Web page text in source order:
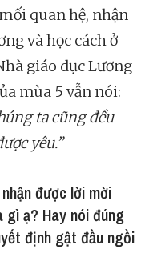
quan hệ, nhận
và học cách ở
giáo dục Lương
mùa 5 vẫn nói:
ta cũng đều
yêu.”
được lời mời
gì ạ? Hay nói đúng
định gật đầu ngồi